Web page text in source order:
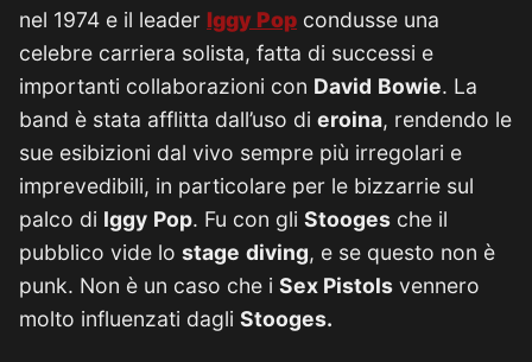
nel 1974 e il leader Iggy Pop condusse una
celebre carriera solista, fatta di successi e
importanti collaborazioni con David Bowie. La
band è stata afflitta dall’uso di eroina, rendendo le
sue esibizioni dal vivo sempre più irregolari e
imprevedibili, in particolare per le bizzarrie sul
palco di Iggy Pop. Fu con gli Stooges che il
pubblico vide lo stage diving, e se questo non è
punk. Non è un caso che i Sex Pistols vennero
molto influenzati dagli Stooges.